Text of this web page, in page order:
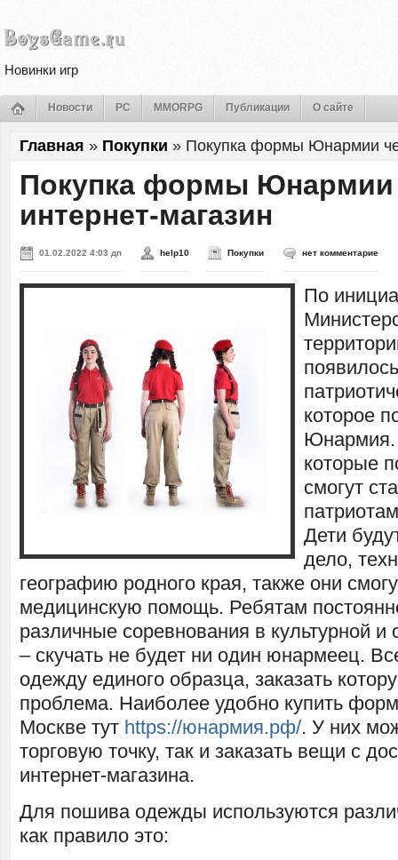
Новинки игр
Новости PC MMORPG Публикации О сайте
Главная » Покупки » Покупка формы Юнармии
Покупка формы Юнармии
интернет-магазин
01.02.2022 4:03 дп help10 Покупки нет комментарие
По
которое
Юнармия.
которые
смогут
Дети
дело,
географию родного края, также они
медицинскую помощь. Ребятам
различные соревнования в культурной и
– скучать не будет ни один юнармеец.
одежду единого образца, заказать
проблема. Наиболее удобно купить
Москве тут https://юнармия.рф/. У них
торговую точку, так и заказать вещи с
интернет-магазина.
Для пошива одежды используются
как правило это: